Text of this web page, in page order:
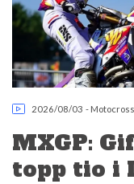
2026/08/03 - Motocross
MXGP:
topp tio i